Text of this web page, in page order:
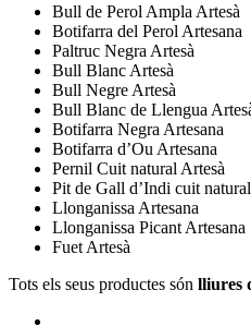
Bull de Perol Ampla Artesà
Botifarra del Perol Artesana
Paltruc Negra Artesà
Bull Blanc Artesà
Bull Negre Artesà
Bull Blanc de Llengua
Botifarra Negra Artesana
Botifarra d’Ou Artesana
Pernil Cuit natural Artesà
Pit de Gall d’Indi cuit
Llonganissa Artesana
Llonganissa Picant Artesana
Fuet Artesà
Tots els seus productes són lliures